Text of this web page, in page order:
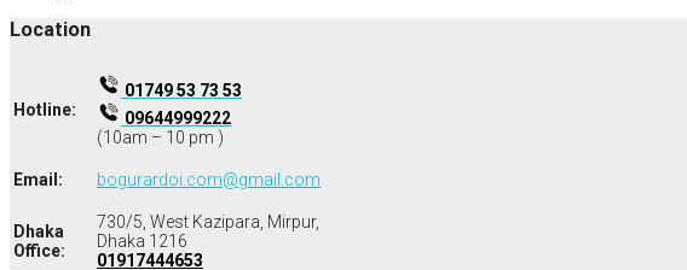
Location
Hotline:
01749 53 73 53
09644999222
(10am – 10 pm )
Email: bogurardoi.com@gmail.com
Dhaka
Office:
730/5, West Kazipara, Mirpur,
Dhaka 1216
01917444653